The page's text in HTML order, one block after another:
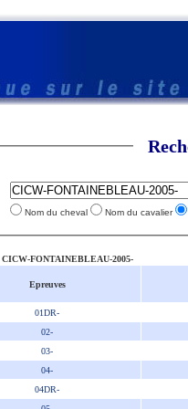
Nom du cheval Nom du cavalier
CICW-FONTAINEBLEAU-2005-
Epreuves
01DR-
02-
03-
04-
04DR-